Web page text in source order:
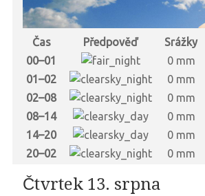
Čas Předpověď Srážky
00–01
0 mm
01–02
0 mm
02–08
0 mm
08–14
0 mm
14–20
0 mm
20–02
0 mm
Čtvrtek 13. srpna